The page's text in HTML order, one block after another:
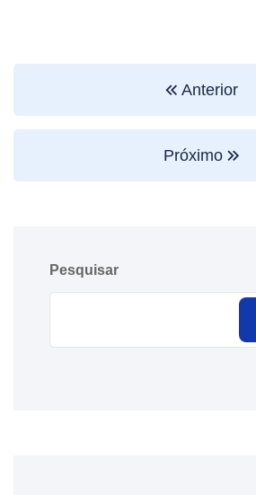
Anterior
Próximo
Pesquisar